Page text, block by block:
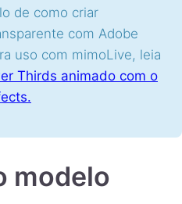
de como criar
com Adobe
uso com mimoLive, leia
Thirds animado com o
modelo